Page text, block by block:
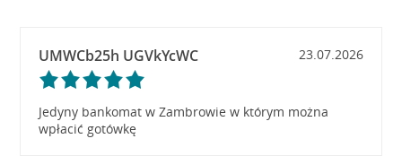
UMWCb25h UGVkYcWC 23.07.2026
Jedyny bankomat w Zambrowie w którym można
wpłacić gotówkę